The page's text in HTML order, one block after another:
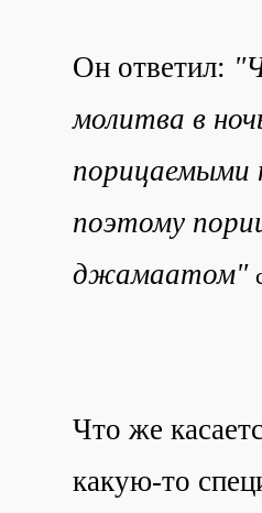
Он ответил:
молитва в
порицаемыми
поэтому
джамаатом"
Что же
какую-то